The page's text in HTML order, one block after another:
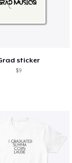
sticker
$9